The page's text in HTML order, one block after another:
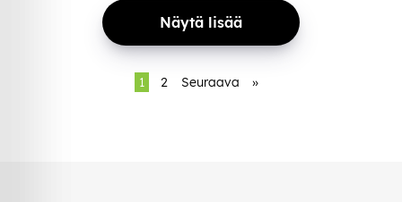
Näytä lisää
1 2 Seuraava »